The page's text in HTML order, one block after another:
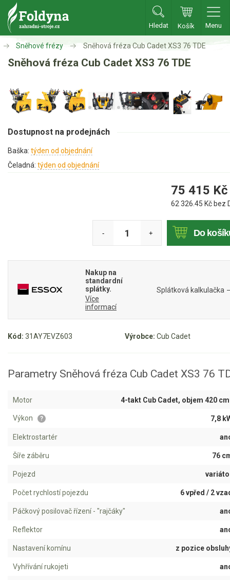
Hledat Košík Menu
Zahradní traktory
Zahradní ridery
Aku traktory
Sekačky
Křovinořezy a vyžínače
Benzínové křovinořezy a vyžínače
Aku křovinořezy a vyžínače
Motorové pily
Aku pily
AKU zahradní technika
Aku křovinořezy a vyžínače
Aku pily
Aku sekačky
Aku STIHL
Aku AL-KO
Štípačka na dřevo
Sněhové frézy Sněhová fréza Cub Cadet XS3 76 TDE
Sněhová fréza Cub Cadet XS3 76 TDE
Kód: 31AY7EVZ603 Výrobce: Cub Cadet
Dostupnost na prodejnách
Baška: týden od objednání
Čeladná: týden od objednání
75 415 Kč
62 326.45 Kč bez
- + Do
Nakup na
standardní
splátky.
Více
informací
Splátková kalkulačka
Parametry Sněhová fréza Cub Cadet XS3 76
Motor 4-takt Cub Cadet, objem 420
Výkon ? 7,8
Elektrostartér
Šíře záběru 76
Pojezd
Počet rychlostí pojezdu 6 vpřed / 2
Páčkový posilovač řízení - "rajčáky"
Reflektor
Nastavení komínu z pozice
Vyhřívání rukojeti